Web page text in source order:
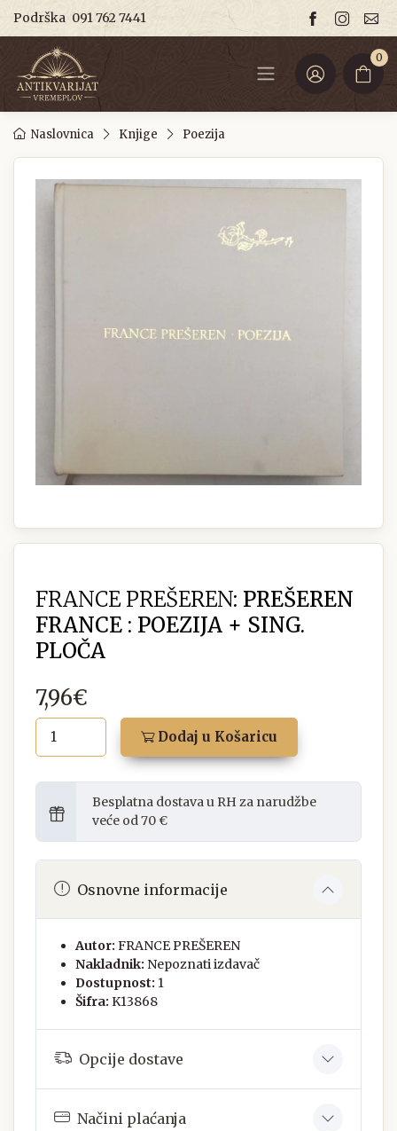
Podrška 091 762 7441
0
Naslovnica Knjige Poezija
FRANCE PREŠEREN: PREŠEREN
FRANCE : POEZIJA + SING.
PLOČA
7,96€
Dodaj u Košaricu
Besplatna dostava u RH za narudžbe
veće od 70 €
Osnovne informacije
Autor: FRANCE PREŠEREN
Nakladnik: Nepoznati izdavač
Dostupnost: 1
Šifra: K13868
Opcije dostave
Načini plaćanja